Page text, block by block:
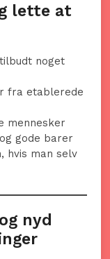
lette at
noget
fra etablerede
mennesker
gode barer
hvis man selv
nyd